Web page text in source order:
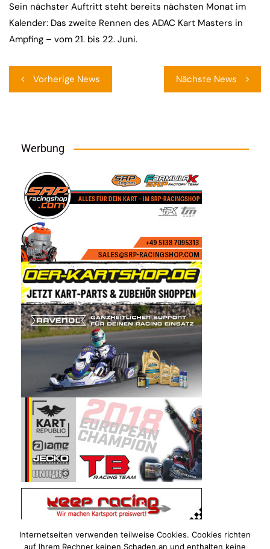
Sein nächster Auftritt steht bereits nächsten Monat im
Kalender: Das zweite Rennen des ADAC Kart Masters in
Ampfing – vom 21. bis 22. Juni.
Vorherige News Nächste News
Werbung
Internetseiten verwenden teilweise Cookies. Cookies richten
auf Ihrem Rechner keinen Schaden an und enthalten keine